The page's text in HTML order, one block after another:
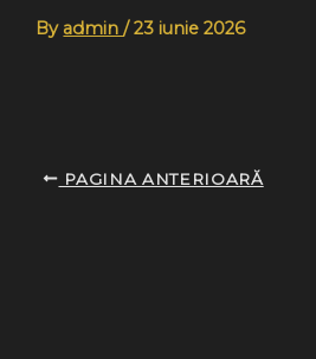
By admin/23 iunie 2026
PAGINA ANTERIOARĂ